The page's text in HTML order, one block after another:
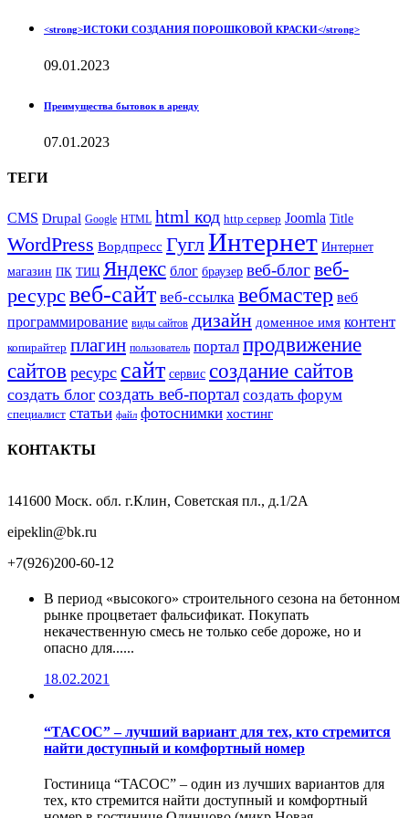
<strong>ИСТОКИ СОЗДАНИЯ ПОРОШКОВОЙ КРАСКИ</strong>
09.01.2023
Преимущества бытовок в аренду
07.01.2023
ТЕГИ
CMS Drupal Google HTML html код http сервер Joomla Title
WordPress Вордпресс ГуглИнтернет Интернет
магазин ПК ТИЦ Яндекс блог браузер веб-блогвеб-
ресурс веб-сайт веб-ссылка вебмастер веб
программирование виды сайтов дизайн доменное имя контент
копирайтер плагин пользователь портал продвижение
сайтов ресурс сайт сервис создание сайтов
создать блог создать веб-портал создать форум
специалист статьи файл фотоснимки хостинг
КОНТАКТЫ
141600 Моск. обл. г.Клин, Советская пл., д.1/2А
eipeklin@bk.ru
+7(926)200-60-12
В период «высокого» строительного сезона на бетонном
рынке процветает фальсификат. Покупать
некачественную смесь не только себе дороже, но и
опасно для......
18.02.2021
“ТАСОС” – лучший вариант для тех, кто стремится
найти доступный и комфортный номер
Гостиница “ТАСОС” – один из лучших вариантов для
тех, кто стремится найти доступный и комфортный